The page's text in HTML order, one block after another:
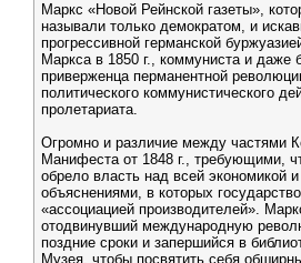
Маркс «Новой Рейнской газеты»,
называли только демократом, и
прогрессивной германской
Маркса в 1850 г., коммуниста и даже
приверженца перманентной
политического коммунистического
пролетариата.
Огромно и различие между частями
Манифеста от 1848 г., требующими,
обрело власть над всей экономикой
объяснениями, в которых
«ассоциацией производителей».
отодвинувший международную
поздние сроки и запершийся в
Музея, чтобы посвятить себя